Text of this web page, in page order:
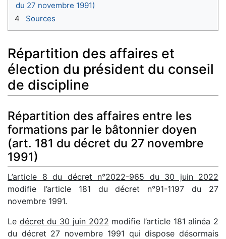
du 27 novembre 1991)
4
Sources
Répartition des affaires et
élection du président du conseil
de discipline
Répartition des affaires entre les
formations par le bâtonnier doyen
(art. 181 du décret du 27 novembre
1991)
L’article 8 du décret n°2022-965 du 30 juin 2022
modifie l’article 181 du décret n°91-1197 du 27
novembre 1991.
Le décret du 30 juin 2022 modifie l’article 181 alinéa 2
du décret 27 novembre 1991 qui dispose désormais